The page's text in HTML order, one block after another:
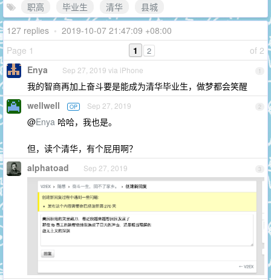
职高
毕业生 清华
县城
127 replies • 2019-10-07 21:47:09 +08:00
Page 1
of 2
1 2
1
Enya Sep 27, 2019 via iPhone
我的智商再加上奋斗要是能成为清华毕业生，做梦都会笑醒
2
wellwell OP Sep 27, 2019
@Enya 哈哈，我也是。
但，读个清华，有个屁用啊？
3
alphatoad Sep 27, 2019